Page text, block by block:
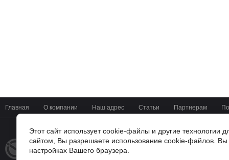
Главная О компании Наш адрес Статьи Партнерам
© 2014 - 2026
Мир Цифровых Систем
+7(4722) 37-42-01
Этот сайт использует cookie-файлы и другие технологии
сайтом, Вы разрешаете использование cookie-файлов.
настройках Вашего браузера.